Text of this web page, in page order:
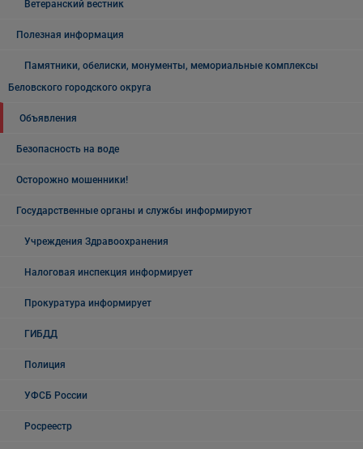
Ветеранский вестник
Полезная информация
Памятники, обелиски, монументы, мемориальные комплексы
Беловского городского округа
Объявления
Безопасность на воде
Осторожно мошенники!
Государственные органы и службы информируют
Учреждения Здравоохранения
Налоговая инспекция информирует
Прокуратура информирует
ГИБДД
Полиция
УФСБ России
Росреестр